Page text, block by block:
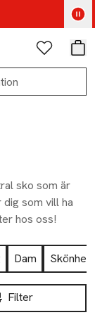
Favoriter
sko som är
som vill ha
hos oss!
Dam
Skönhet
Filter